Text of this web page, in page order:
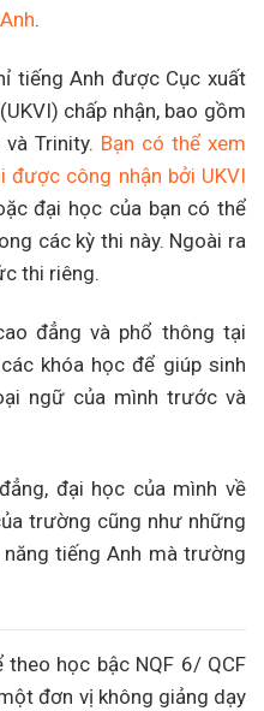
.
tiếng Anh được Cục xuất
chấp nhận, bao gồm
và Trinity. Bạn có thể xem
được công nhận bởi UKVI
đại học của bạn có thể
các kỳ thi này. Ngoài ra
thi riêng.
đẳng và phổ thông tại
khóa học để giúp sinh
ngữ của mình trước và
đại học của mình về
trường cũng như những
tiếng Anh mà trường
học bậc NQF 6/ QCF
đơn vị không giảng dạy